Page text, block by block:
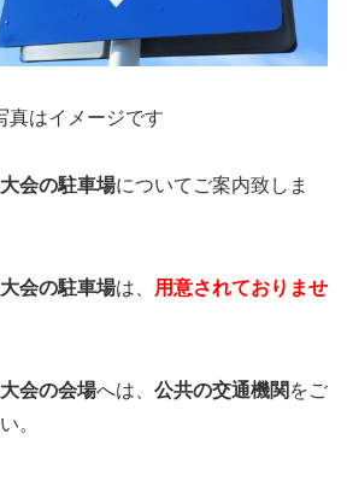
真はイメージです
会の駐車場についてご案内致しま
会の駐車場は、
用意されておりませ
会の会場へは、 公共の交通機関 をご
。